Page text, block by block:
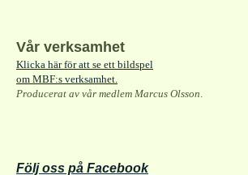
Vår verksamhet
Klicka här för att se ett bildspel
om MBF:s verksamhet.
Producerat av vår medlem Marcus Olsson
Följ oss på Facebook